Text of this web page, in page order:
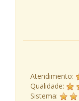
Atendimento:
Qualidade:
Sistema: